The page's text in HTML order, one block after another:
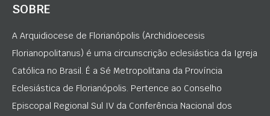
SOBRE
A Arquidiocese de Florianópolis (Archidioecesis
Florianopolitanus) é uma circunscrição eclesiástica da Igreja
Católica no Brasil. É a Sé Metropolitana da Província
Eclesiástica de Florianópolis. Pertence ao Conselho
Episcopal Regional Sul IV da Conferência Nacional dos